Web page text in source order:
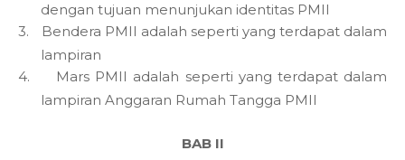
dengan tujuan menunjukan identitas PMII
3.
Bendera PMII adalah seperti yang terdapat dalam
lampiran
4.
Mars PMII adalah seperti yang terdapat dalam
lampiran Anggaran Rumah Tangga PMII
BAB II